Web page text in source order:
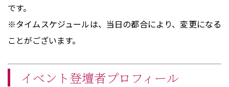
です。
※タイムスケジュールは、当日の都合により、変更になる
ことがございます。
イベント登壇者プロフィール